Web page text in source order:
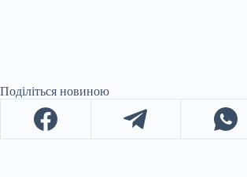
Поділіться новиною